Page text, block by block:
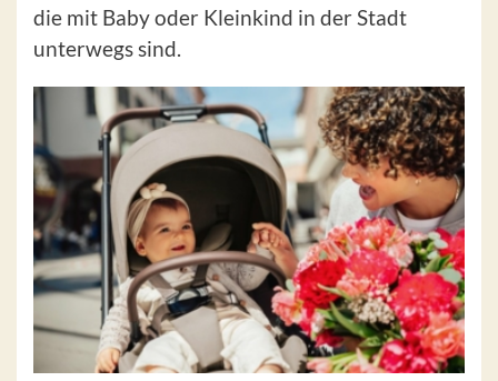
die mit Baby oder Kleinkind in der Stadt
unterwegs sind.